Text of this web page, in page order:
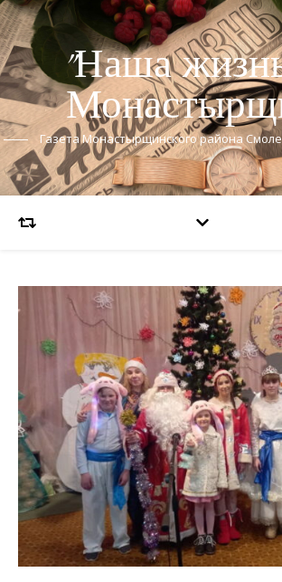
"Наша
Газета Монастырщинского района